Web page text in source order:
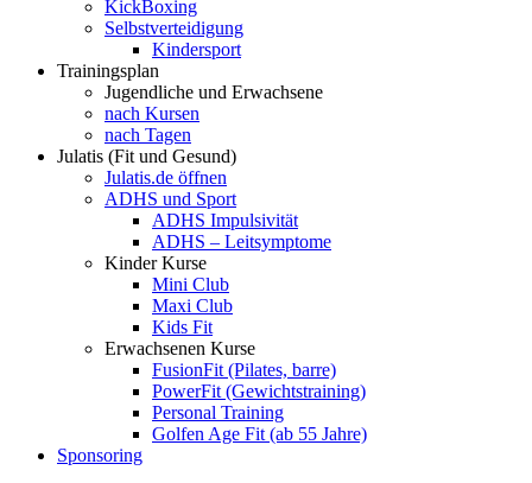
KickBoxing
Selbstverteidigung
Kindersport
Trainingsplan
Jugendliche und Erwachsene
nach Kursen
nach Tagen
Julatis (Fit und Gesund)
Julatis.de öffnen
ADHS und Sport
ADHS Impulsivität
ADHS – Leitsymptome
Kinder Kurse
Mini Club
Maxi Club
Kids Fit
Erwachsenen Kurse
FusionFit (Pilates, barre)
PowerFit (Gewichtstraining)
Personal Training
Golfen Age Fit (ab 55 Jahre)
Sponsoring